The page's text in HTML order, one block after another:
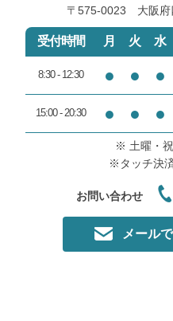
〒575-0023 大阪府
受付時間 月 火 水
8:30 - 12:30 ● ● ●
15:00 - 20:30 ● ● ●
※ 土曜・
※タッチ決
お問い合わせ
メール